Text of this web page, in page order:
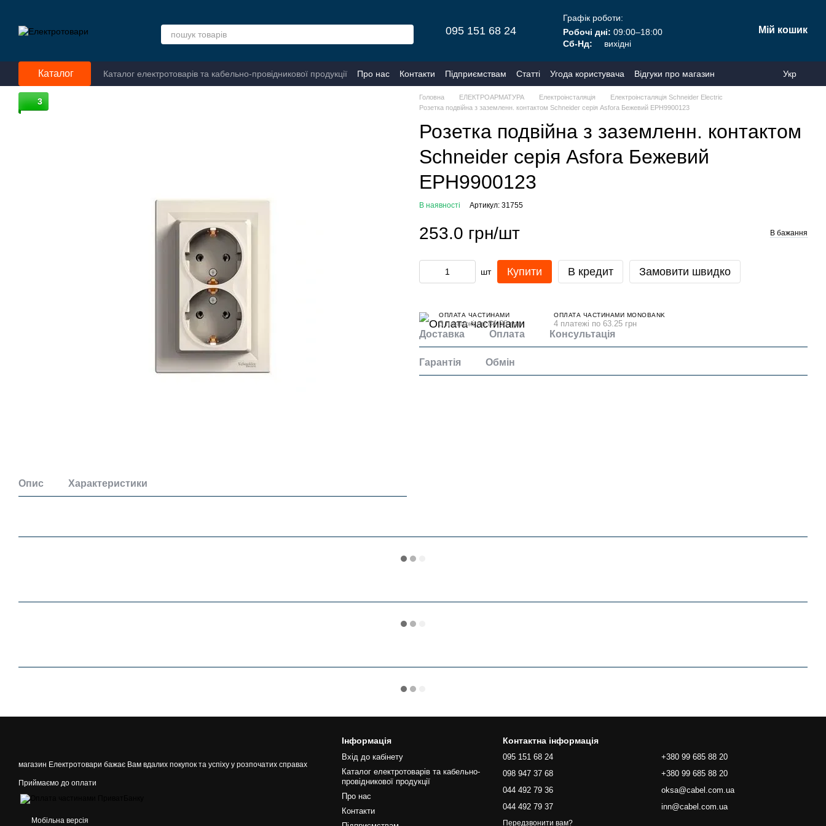
095 151 68 24
Графік роботи:
Робочі дні: 09:00–18:00
Сб-Нд:
вихідні
Мій кошик
Каталог Каталог електротоварів та кабельно-провідникової продукції Про нас Контакти Підприємствам Статті Угода користувача Відгуки про магазин Укр
3
Опис Характеристики
Головна ЕЛЕКТРОАРМАТУРА Електроінсталяція
Електроінсталяція Schneider Electric
Розетка подвійна з заземленн. контактом Schneider серія Asfora Бежевий EPH9900123
Розетка подвійна з заземленн. контактом
Schneider серія Asfora Бежевий
EPH9900123
В наявності Артикул: 31755
253.0 грн/шт В бажання
шт Купити В кредит Замовити швидко
ОПЛАТА ЧАСТИНАМИ
3 платежі по 84.33 грн
ОПЛАТА ЧАСТИНАМИ MONOBANK
4 платежі по 63.25 грн
Доставка Оплата Консультація
Гарантія Обмін
магазин Електротовари бажає Вам вдалих покупок та успіху у розпочатих справах
Приймаємо до оплати
Мобільна версія
Інформація
Вхід до кабінету
Каталог електротоварів та кабельно-
провідникової продукції
Про нас
Контакти
Контактна інформація
095 151 68 24
098 947 37 68
044 492 79 36
044 492 79 37
Передзвонити вам?
+380 99 685 88 20
+380 99 685 88 20
oksa@cabel.com.ua
inn@cabel.com.ua